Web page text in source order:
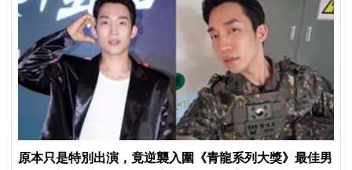
原本只是特別出演，竟逆襲入圍《青龍系列大獎》最佳男